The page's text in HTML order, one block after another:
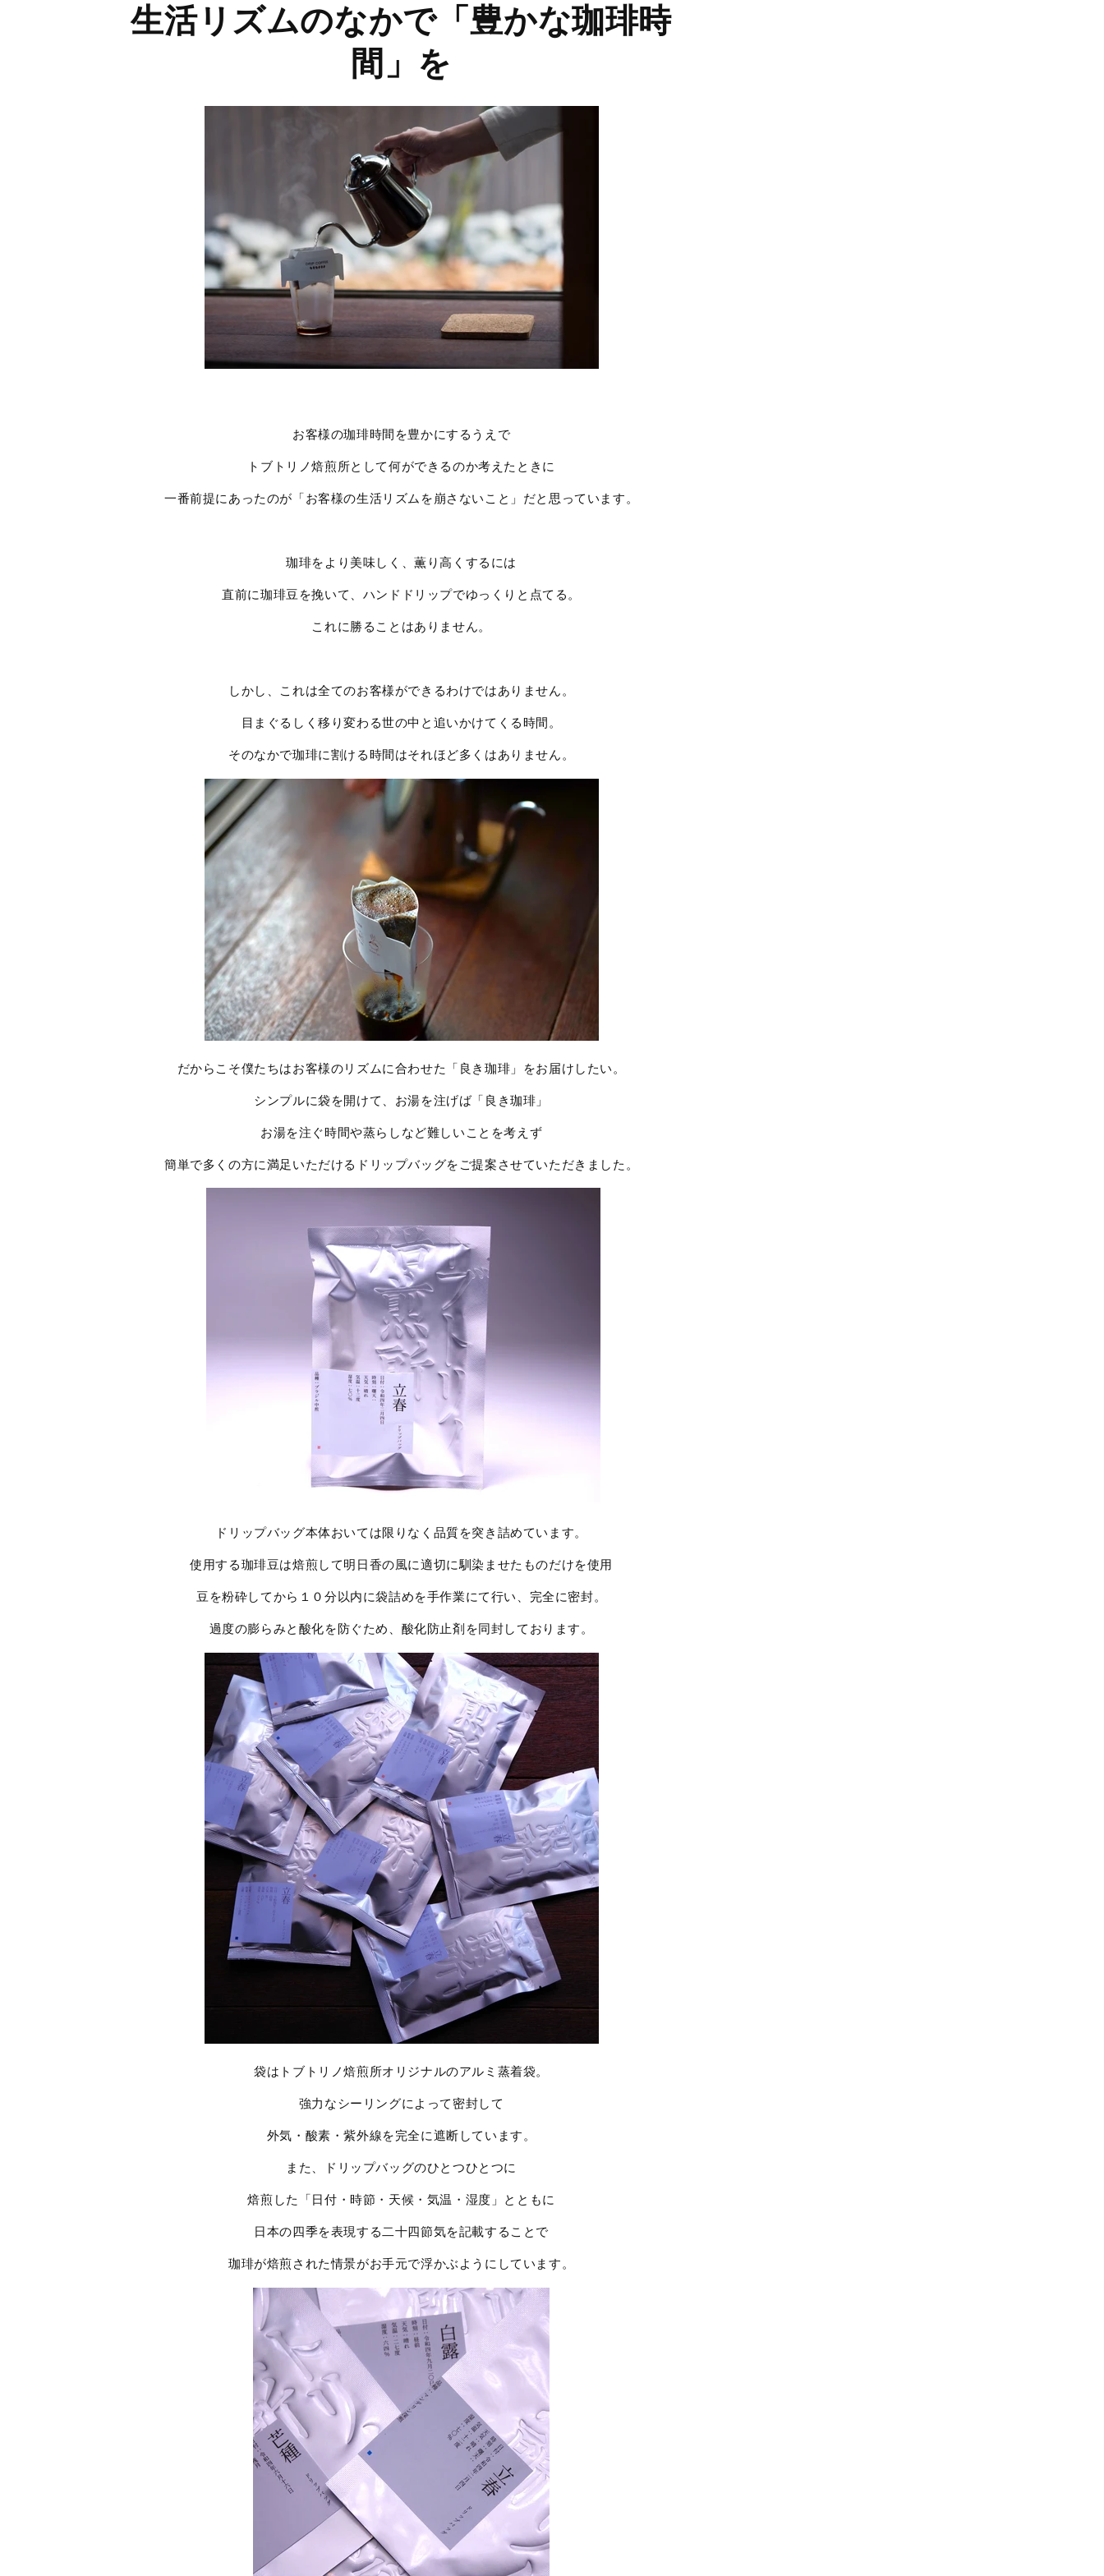
ク生活リズムのなかで「豊かな珈琲時
間」を
お客様の珈琲時間を豊かにするうえで
トブトリノ焙煎所として何ができるのか考えたときに
一番前提にあったのが「お客様の生活リズムを崩さないこと」だと思っています。
珈琲をより美味しく、薫り高くするには
直前に珈琲豆を挽いて、ハンドドリップでゆっくりと点てる。
これに勝ることはありません。
しかし、これは全てのお客様ができるわけではありません。
目まぐるしく移り変わる世の中と追いかけてくる時間。
そのなかで珈琲に割ける時間はそれほど多くはありません。
だからこそ僕たちはお客様のリズムに合わせた「良き珈琲」をお届けしたい。
シンプルに袋を開けて、お湯を注げば「良き珈琲」
お湯を注ぐ時間や蒸らしなど難しいことを考えず
簡単で多くの方に満足いただけるドリップバッグをご提案させていただきました。
ドリップバッグ本体おいては限りなく品質を突き詰めています。
使用する珈琲豆は焙煎して明日香の風に適切に馴染ませたものだけを使用
豆を粉砕してから１０分以内に袋詰めを手作業にて行い、完全に密封。
過度の膨らみと酸化を防ぐため、酸化防止剤を同封しております。
袋はトブトリノ焙煎所オリジナルのアルミ蒸着袋。
強力なシーリングによって密封して
外気・酸素・紫外線を完全に遮断しています。
また、ドリップバッグのひとつひとつに
焙煎した「日付・時節・天候・気温・湿度」とともに
日本の四季を表現する二十四節気を記載することで
珈琲が焙煎された情景がお手元で浮かぶようにしています。